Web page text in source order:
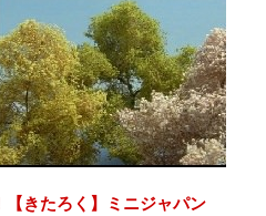
【きたろく】ミニジャパン